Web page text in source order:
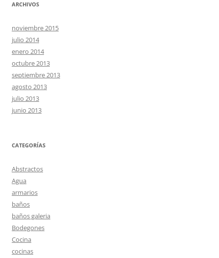
ARCHIVOS
noviembre 2015
julio 2014
enero 2014
octubre 2013
septiembre 2013
agosto 2013
julio 2013
junio 2013
CATEGORÍAS
Abstractos
Agua
armarios
baños
baños galeria
Bodegones
Cocina
cocinas